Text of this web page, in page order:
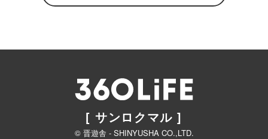
[ サンロクマル ]
© 晋遊舎 - SHINYUSHA CO.,LTD.